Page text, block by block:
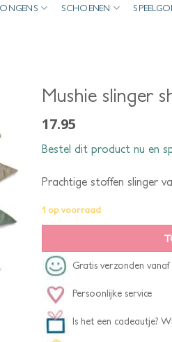
SCHOENEN
Mushie slinger
17.95
Bestel dit product nu en
Prachtige stoffen slinger
1 op voorraad
Gratis verzonden vanaf
Persoonlijke service
Is het een cadeautje?